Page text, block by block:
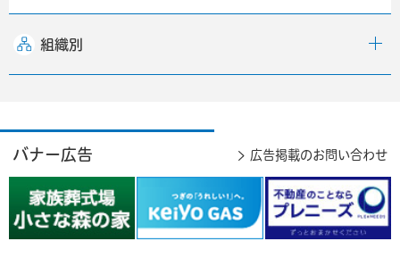
組織別
バナー広告 広告掲載のお問い合わせ